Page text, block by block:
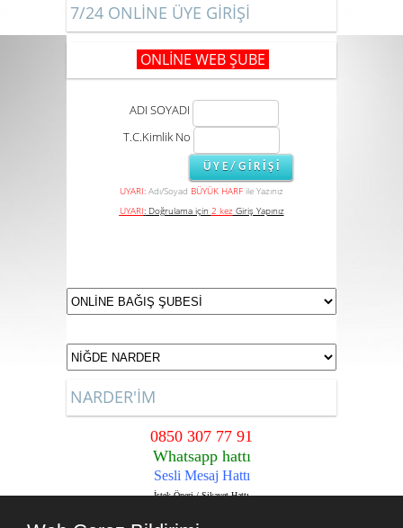
7/24 ONLİNE ÜYE GİRİŞİ
ONLİNE WEB ŞUBE
ADI SOYADI
T.C.Kimlik No
UYARI: Adı/Soyad BÜYÜK HARF ile Yazınız
UYARI:Doğrulama için 2 kezGiriş Yapınız
NARDER'İM
0850 307 77 91
Whatsapp hattı
Sesli Mesaj Hattı
İstek,Öneri / Şikayet Hattı